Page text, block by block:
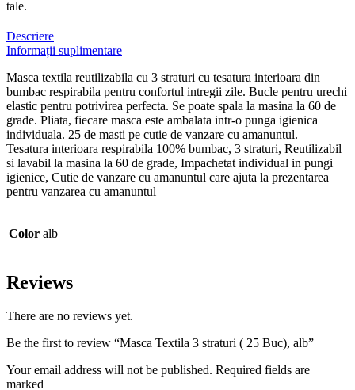
tale.
Descriere
Informații suplimentare
Masca textila reutilizabila cu 3 straturi cu tesatura interioara din
bumbac respirabila pentru confortul intregii zile. Bucle pentru urechi
elastic pentru potrivirea perfecta. Se poate spala la masina la 60 de
grade. Pliata, fiecare masca este ambalata intr-o punga igienica
individuala. 25 de masti pe cutie de vanzare cu amanuntul.
Tesatura interioara respirabila 100% bumbac, 3 straturi, Reutilizabil
si lavabil la masina la 60 de grade, Impachetat individual in pungi
igienice, Cutie de vanzare cu amanuntul care ajuta la prezentarea
pentru vanzarea cu amanuntul
Color alb
Reviews
There are no reviews yet.
Be the first to review “Masca Textila 3 straturi ( 25 Buc), alb”
Your email address will not be published. Required fields are
marked